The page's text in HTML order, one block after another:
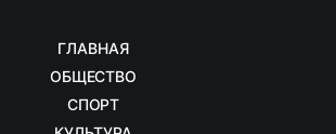
ГЛАВНАЯ
ОБЩЕСТВО
СПОРТ